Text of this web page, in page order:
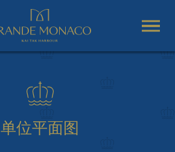
单位平面图